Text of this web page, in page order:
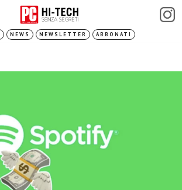
NEWS NEWSLETTER ABBONATI